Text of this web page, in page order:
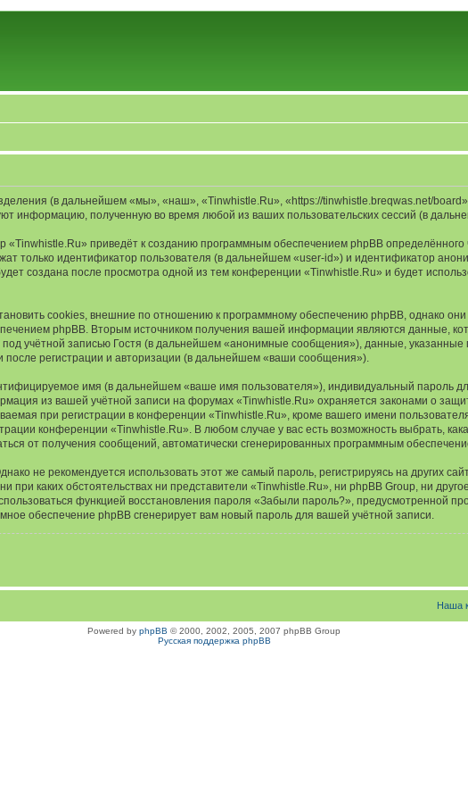
(в дальнейшем «мы», «наш», «Tinwhistle.Ru», «https://tinwhistle.breqwas.net/
информацию, полученную во время любой из ваших пользовательских сессий (в
приведёт к созданию программным обеспечением phpBB
только идентификатор пользователя (в дальнейшем «user-id») и идентификатор
создана после просмотра одной из тем конференции «Tinwhistle.Ru» и будет
cookies, внешние по отношению к программному обеспечению phpBB, однако они
phpBB. Вторым источником получения вашей информации являются данные,
учётной записью Гостя (в дальнейшем «анонимные сообщения»), данные, указанные
регистрации и авторизации (в дальнейшем «ваши сообщения»).
имя (в дальнейшем «ваше имя пользователя»), индивидуальный пароль
из вашей учётной записи на форумах «Tinwhistle.Ru» охраняется законами о
при регистрации в конференции «Tinwhistle.Ru», кроме вашего имени
конференции «Tinwhistle.Ru». В любом случае у вас есть возможность выбрать,
от получения сообщений, автоматически сгенерированных программным
не рекомендуется использовать этот же самый пароль, регистрируясь на других
при каких обстоятельствах ни представители «Tinwhistle.Ru», ни phpBB Group, ни
функцией восстановления пароля «Забыли пароль?», предусмотренной
обеспечение phpBB сгенерирует вам новый пароль для вашей учётной записи.
Наша
Powered by phpBB © 2000, 2002, 2005, 2007 phpBB Group
Русская поддержка phpBB